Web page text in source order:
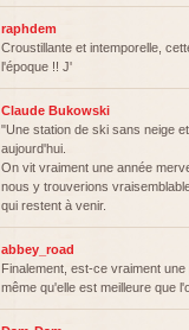
raphdem
Croustillante et intemporelle,
l'époque !! J'
Claude Bukowski
"Une station de ski sans neige
aujourd'hui.
On vit vraiment une année
nous y trouverions
qui restent à venir.
abbey_road
Finalement, est-ce vraiment
même qu'elle est meilleure que